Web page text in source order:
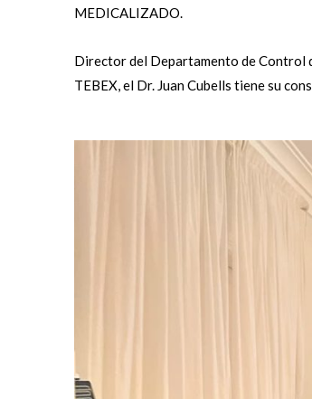
MEDICALIZADO.
Director del Departamento de Control
TEBEX, el Dr. Juan Cubells tiene su